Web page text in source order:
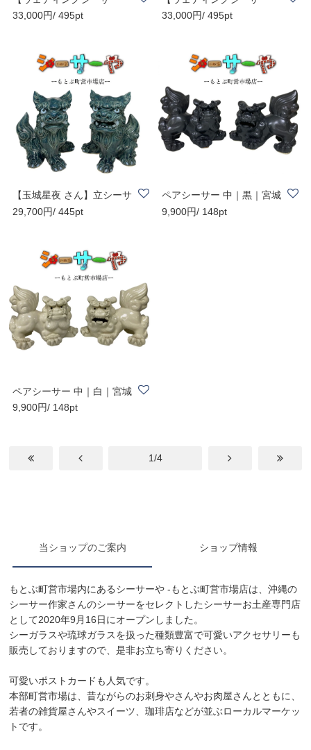
スペシャル5】..
33,000円/ 495pt
スペシャル4】..
33,000円/ 495pt
【玉城星夜 さん】立シーサ
ー ペア | 小 ..
29,700円/ 445pt
ペアシーサー 中｜黒｜宮城
勝一郎さん
9,900円/ 148pt
ペアシーサー 中｜白｜宮城
勝一郎さん
9,900円/ 148pt
1/4
当ショップのご案内 ショップ情報
もとぶ町営市場内にあるシーサーや -もとぶ町営市場店は、沖縄の
シーサー作家さんのシーサーをセレクトしたシーサーお土産専門店
として2020年9月16日にオープンしました。
シーガラスや琉球ガラスを扱った種類豊富で可愛いアクセサリーも
販売しておりますので、是非お立ち寄りください。
可愛いポストカードも人気です。
本部町営市場は、昔ながらのお刺身やさんやお肉屋さんとともに、
若者の雑貨屋さんやスイーツ、珈琲店などが並ぶローカルマーケッ
トです。